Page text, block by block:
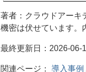
著者：クラウドアーキ
機密は伏せています。
最終更新日：2026-06-
関連ページ： 導入事例